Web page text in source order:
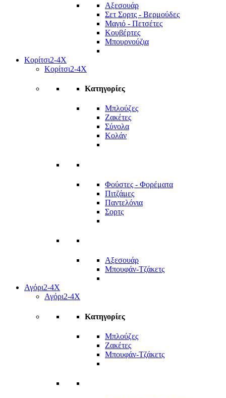
Αξεσουάρ
Σετ Σορτς - Βερμούδες
Μαγιό - Πετσέτες
Κουβέρτες
Μπουρνούζια
Κορίτσι2-4Χ
Κορίτσι2-4Χ
Κατηγορίες
Μπλούζες
Ζακέτες
Σύνολα
Κολάν
Φούστες - Φορέματα
Πιτζάμες
Παντελόνια
Σορτς
Αξεσουάρ
Μπουφάν-Τζάκετς
Αγόρι2-4Χ
Αγόρι2-4Χ
Κατηγορίες
Μπλούζες
Ζακέτες
Μπουφάν-Τζάκετς